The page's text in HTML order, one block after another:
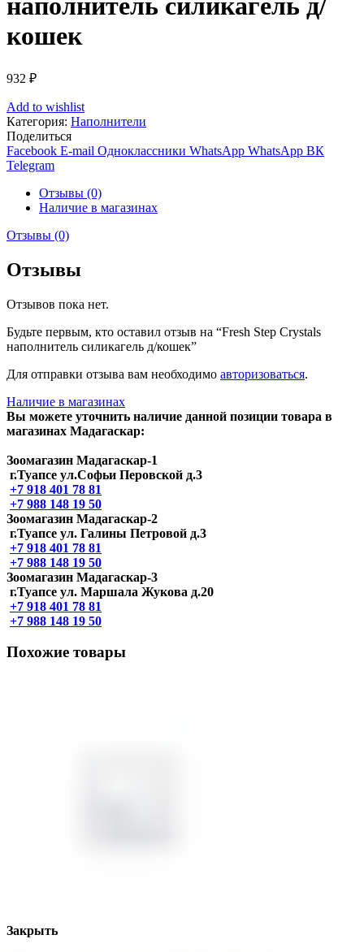
наполнитель силикагель д/
кошек
932 ₽
Add to wishlist
Категория: Наполнители
Поделиться
Facebook E-mail Одноклассники WhatsApp WhatsApp ВК
Telegram
Отзывы (0)
Наличие в магазинах
Отзывы (0)
Отзывы
Отзывов пока нет.
Будьте первым, кто оставил отзыв на “Fresh Step Crystals
наполнитель силикагель д/кошек”
Для отправки отзыва вам необходимо авторизоваться.
Наличие в магазинах
Вы можете уточнить наличие данной позиции товара в
магазинах Мадагаскар:
Зоомагазин Мадагаскар-1
г.Туапсе ул.Софьи Перовской д.3
+7 918 401 78 81
+7 988 148 19 50
Зоомагазин Мадагаскар-2
г.Туапсе ул. Галины Петровой д.3
+7 918 401 78 81
+7 988 148 19 50
Зоомагазин Мадагаскар-3
г.Туапсе ул. Маршала Жукова д.20
+7 918 401 78 81
+7 988 148 19 50
Похожие товары
Закрыть